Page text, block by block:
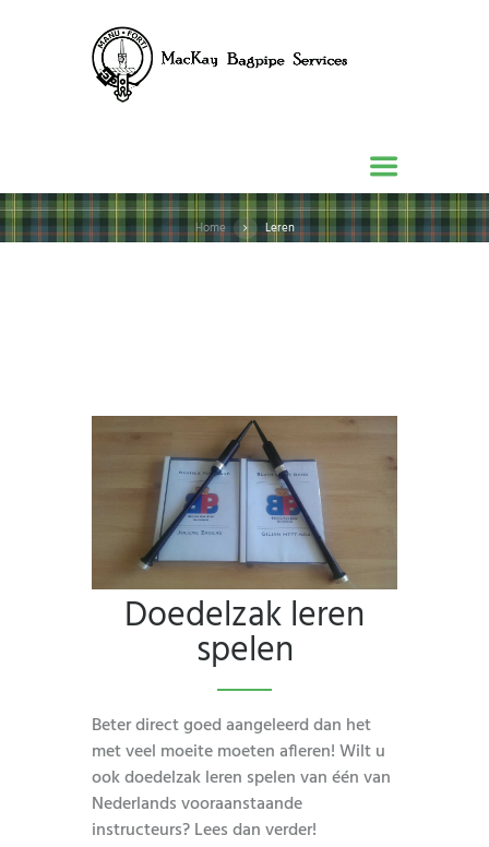
Home Leren
Doedelzak leren
spelen
Beter direct goed aangeleerd dan het
met veel moeite moeten afleren! Wilt u
ook doedelzak leren spelen van één van
Nederlands vooraanstaande
instructeurs? Lees dan verder!